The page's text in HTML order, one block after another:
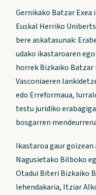
Gernikako Batzar Exea
Euskal Herriko
bere askatasunak:
udako ikastaroaren
horrek Bizkaiko Batzar
Vasconiaeren
edo Erreformaua,
testu juridiko
bosgarren
Ikastaroa gaur
Nagusietako Bilboko
Otadui Biteri Bizkaiko
lehendakaria, Itziar